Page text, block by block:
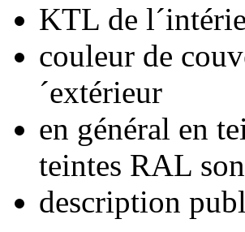
KTL de
couleur de
´extérieur
en général en
teintes RAL
description